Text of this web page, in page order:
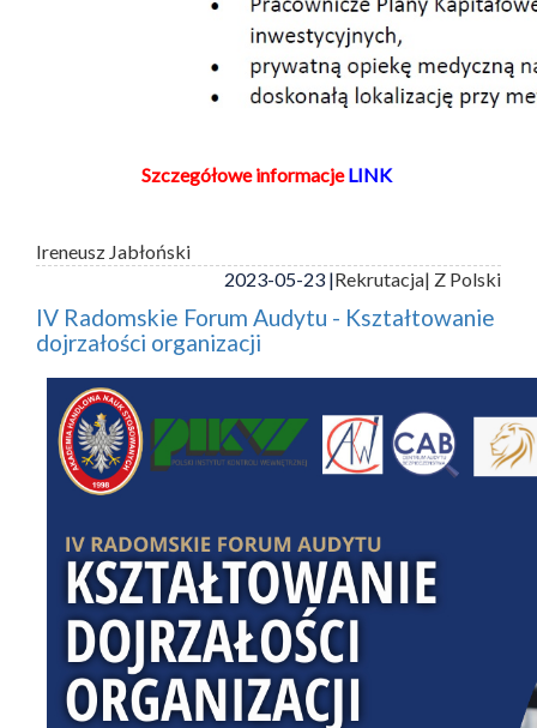
Szczegółowe informacje LINK
Ireneusz Jabłoński
2023-05-23 |Rekrutacja| Z Polski
IV Radomskie Forum Audytu - Kształtowanie
dojrzałości organizacji